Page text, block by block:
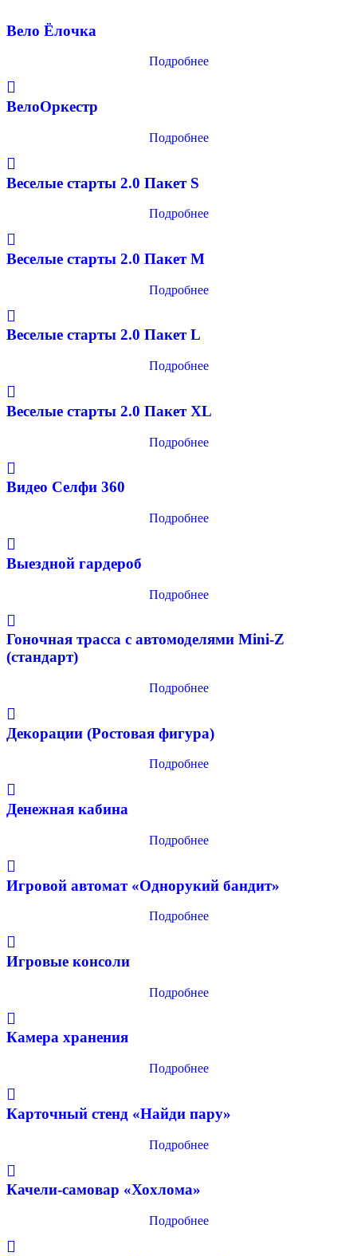
Вело Ёлочка
Подробнее
ВелоОркестр
Подробнее
Веселые старты 2.0 Пакет S
Подробнее
Веселые старты 2.0 Пакет М
Подробнее
Веселые старты 2.0 Пакет L
Подробнее
Веселые старты 2.0 Пакет XL
Подробнее
Видео Селфи 360
Подробнее
Выездной гардероб
Подробнее
Гоночная трасса с автомоделями Mini-Z
(стандарт)
Подробнее
Декорации (Ростовая фигура)
Подробнее
Денежная кабина
Подробнее
Игровой автомат «Однорукий бандит»
Подробнее
Игровые консоли
Подробнее
Камера хранения
Подробнее
Карточный стенд «Найди пару»
Подробнее
Качели-самовар «Хохлома»
Подробнее